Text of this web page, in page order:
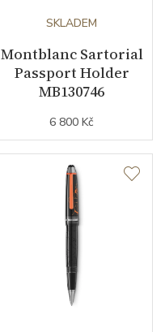
SKLADEM
Montblanc Sartorial
Passport Holder
MB130746
6 800 Kč